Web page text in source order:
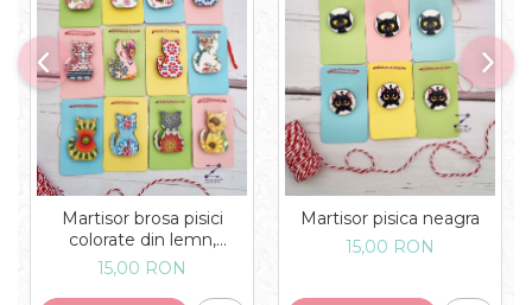
Martisor brosa pisici
colorate din lemn,
diverse modele
15,00 RON
Martisor pisica neagra
15,00 RON